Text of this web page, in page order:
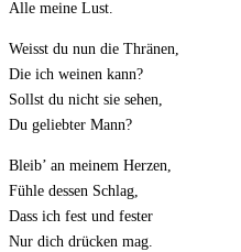
Alle meine Lust.
Weisst du nun die Thränen,
Die ich weinen kann?
Sollst du nicht sie sehen,
Du geliebter Mann?
Bleib’ an meinem Herzen,
Fühle dessen Schlag,
Dass ich fest und fester
Nur dich drücken mag.